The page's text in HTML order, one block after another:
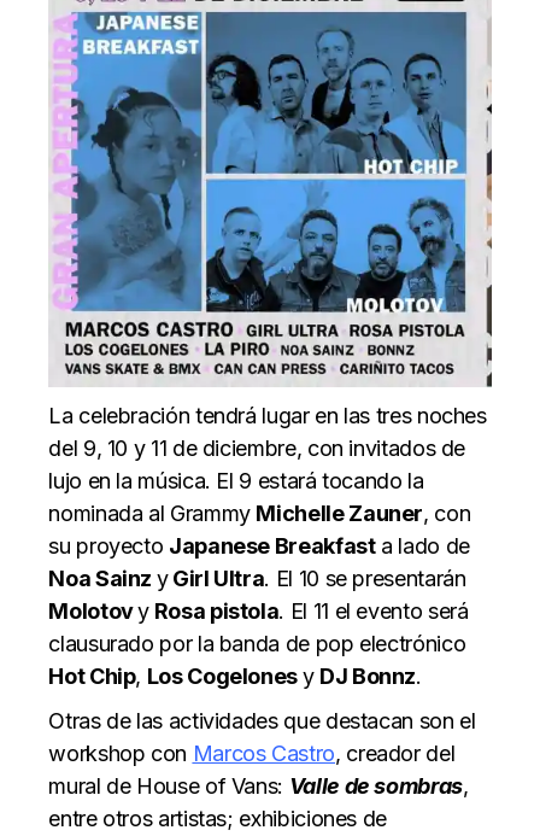
La celebración tendrá lugar en las tres noches
del 9, 10 y 11 de diciembre, con invitados de
lujo en la música. El 9 estará tocando la
nominada al Grammy Michelle Zauner, con
su proyecto Japanese Breakfasta lado de
Noa Sainz yGirl Ultra. El 10 se presentarán
Molotovy Rosa pistola. El 11 el evento será
clausurado por la banda de pop electrónico
Hot Chip, Los Cogelonesy DJ Bonnz.
Otras de las actividades que destacan son el
workshop con Marcos Castro, creador del
mural de House of Vans: Valle de sombras,
entre otros artistas; exhibiciones de